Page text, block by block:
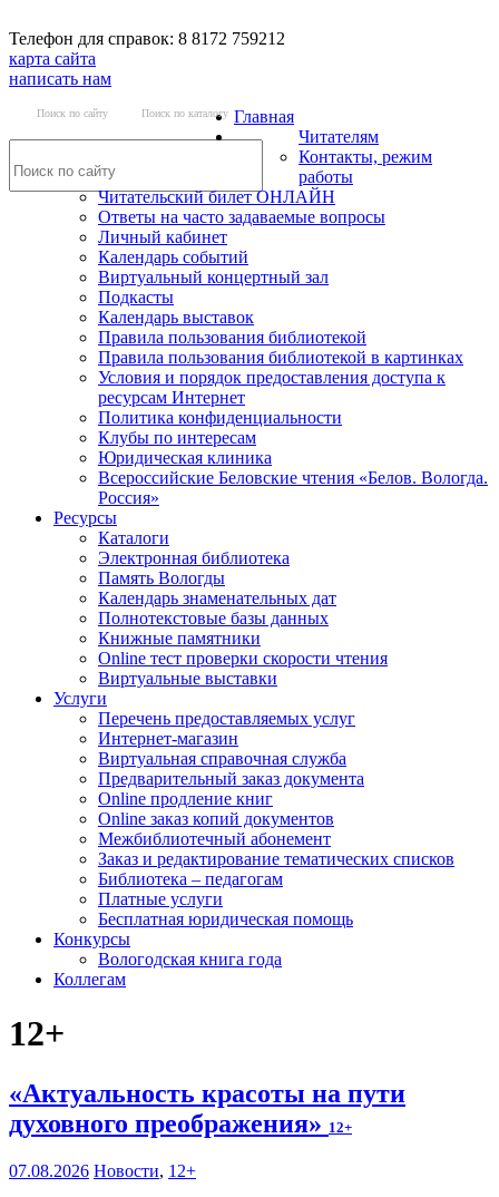
Телефон для справок: 8 8172 759212
карта сайта
написать нам
Поиск по сайту Поиск по каталогу Главная
Читателям
Контакты, режим
работы
Читательский билет ОНЛАЙН
Ответы на часто задаваемые вопросы
Личный кабинет
Календарь событий
Виртуальный концертный зал
Подкасты
Календарь выставок
Правила пользования библиотекой
Правила пользования библиотекой в картинках
Условия и порядок предоставления доступа к
ресурсам Интернет
Политика конфиденциальности
Клубы по интересам
Юридическая клиника
Всероссийские Беловские чтения «Белов. Вологда.
Россия»
Ресурсы
Каталоги
Электронная библиотека
Память Вологды
Календарь знаменательных дат
Полнотекстовые базы данных
Книжные памятники
Online тест проверки скорости чтения
Виртуальные выставки
Услуги
Перечень предоставляемых услуг
Интернет-магазин
Виртуальная справочная служба
Предварительный заказ документа
Online продление книг
Online заказ копий документов
Межбиблиотечный абонемент
Заказ и редактирование тематических списков
Библиотека – педагогам
Платные услуги
Бесплатная юридическая помощь
Конкурсы
Вологодская книга года
Коллегам
12+
«Актуальность красоты на пути
духовного преображения» 12+
07.08.2026 Новости, 12+